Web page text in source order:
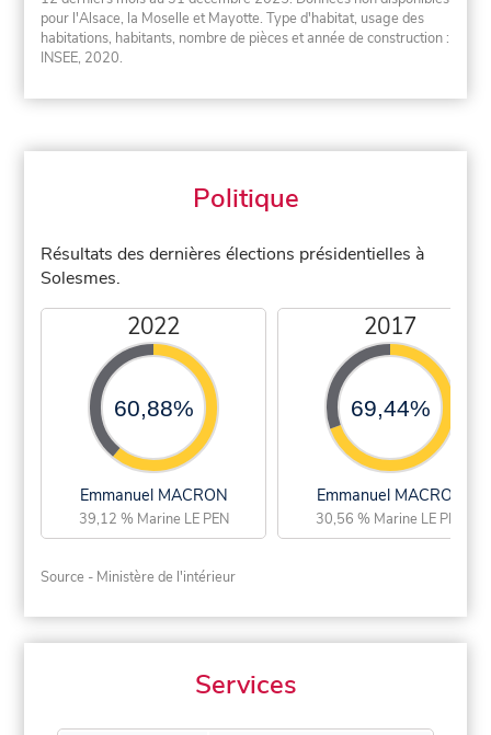
pour l'Alsace, la Moselle et Mayotte. Type d'habitat, usage des
habitations, habitants, nombre de pièces et année de construction :
INSEE, 2020.
Politique
Résultats des dernières élections présidentielles à
Solesmes.
2022
60,88%
Emmanuel MACRON
39,12 % Marine LE PEN
2017
69,44%
Emmanuel MACRON
30,56 % Marine LE PEN
Source - Ministère de l'intérieur
Services